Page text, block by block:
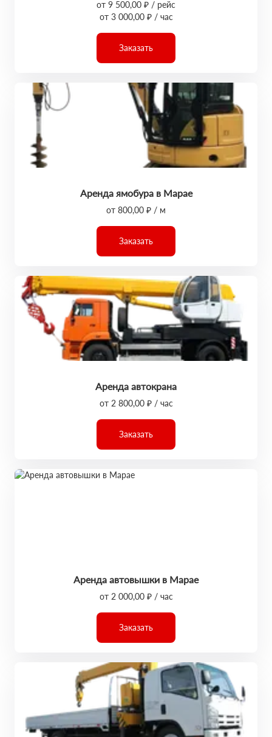
от 9 500,00 ₽ / рейс
от 3 000,00 ₽ / час
Заказать
Аренда ямобура в Марае
от 800,00 ₽ / м
Заказать
Аренда автокрана
от 2 800,00 ₽ / час
Заказать
Аренда автовышки в Марае
от 2 000,00 ₽ / час
Заказать